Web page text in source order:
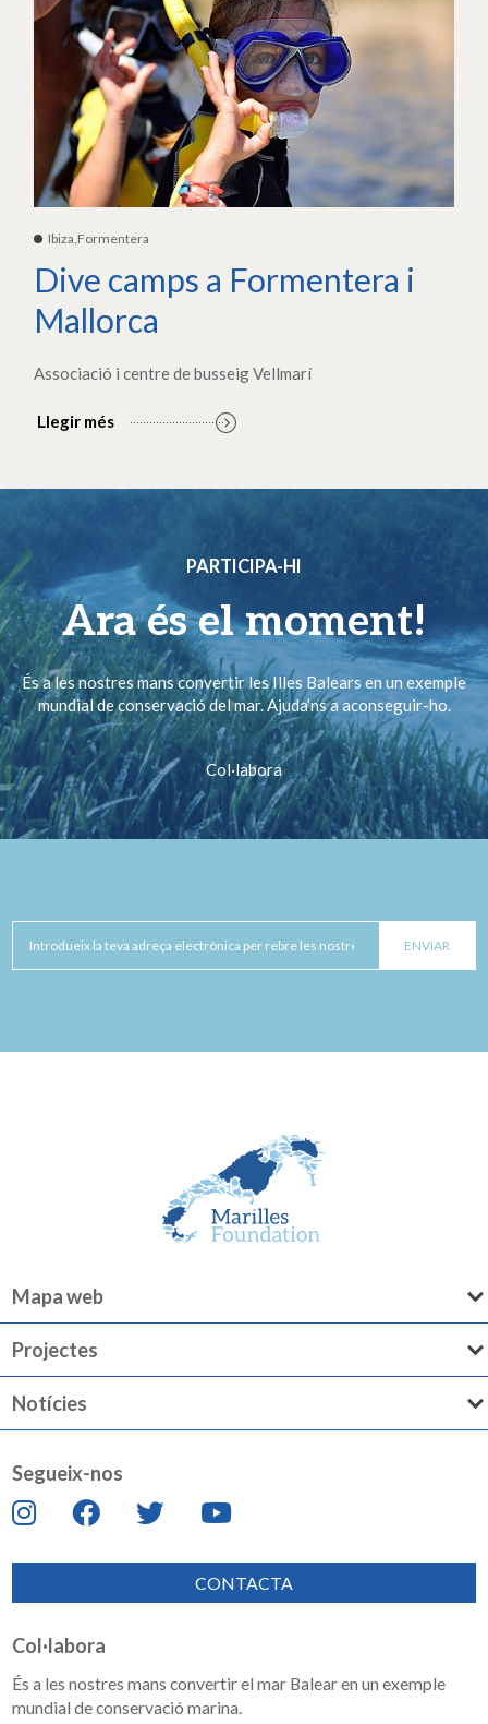
Ibiza,Formentera
Dive camps a Formentera i
Mallorca
Associació i centre de busseig Vellmarí
Llegir més
PARTICIPA-HI
Ara és el moment!
És a les nostres mans convertir les Illes Balears en un exemple
mundial de conservació del mar. Ajuda’ns a aconseguir-ho.
Col·labora
Mapa web
Projectes
Notícies
Segueix-nos
CONTACTA
Col·labora
És a les nostres mans convertir el mar Balear en un exemple
mundial de conservació marina.